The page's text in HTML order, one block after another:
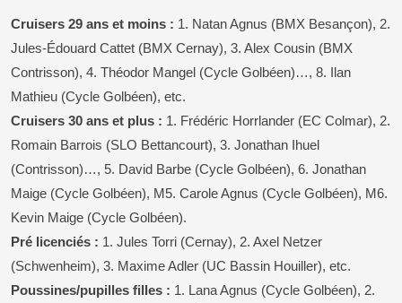
Cruisers 29 ans et moins : 1. Natan Agnus (BMX Besançon), 2.
Jules-Édouard Cattet (BMX Cernay), 3. Alex Cousin (BMX
Contrisson), 4. Théodor Mangel (Cycle Golbéen)…, 8. Ilan
Mathieu (Cycle Golbéen), etc.
Cruisers 30 ans et plus : 1. Frédéric Horrlander (EC Colmar), 2.
Romain Barrois (SLO Bettancourt), 3. Jonathan Ihuel
(Contrisson)…, 5. David Barbe (Cycle Golbéen), 6. Jonathan
Maige (Cycle Golbéen), M5. Carole Agnus (Cycle Golbéen), M6.
Kevin Maige (Cycle Golbéen).
Pré licenciés : 1. Jules Torri (Cernay), 2. Axel Netzer
(Schwenheim), 3. Maxime Adler (UC Bassin Houiller), etc.
Poussines/pupilles filles : 1. Lana Agnus (Cycle Golbéen), 2.